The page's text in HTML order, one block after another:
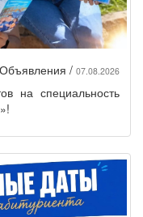
Объявления / 07.08.2026
на специальность